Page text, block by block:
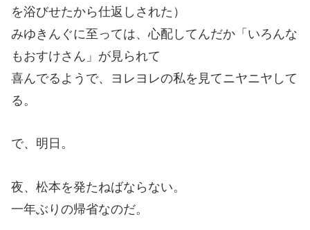
を浴びせたから仕返しされた）
みゆきんぐに至っては、心配してんだか「いろんな
もおすけさん」が見られて
喜んでるようで、ヨレヨレの私を見てニヤニヤして
る。
で、明日。
夜、松本を発たねばならない。
一年ぶりの帰省なのだ。